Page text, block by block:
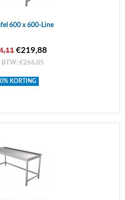
600 x 600-Line
€219,88
BTW: €266,05
KORTING